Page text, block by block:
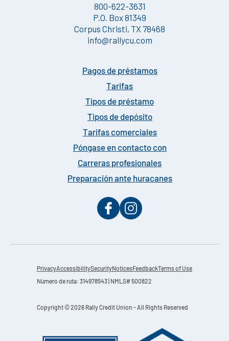
800-622-3631
P.O. Box 81349
Corpus Christi, TX 78468
info@rallycu.com
Pagos de préstamos
Tarifas
Tipos de préstamo
Tipos de depósito
Tarifas comerciales
Póngase en contacto con
Carreras profesionales
Preparación ante huracanes
PrivacyAccessibilitySecurityNoticesFeedback Terms of Use
Número de ruta: 314978543 | NMLS# 500822
Copyright © 2026 Rally Credit Union - All Rights Reserved